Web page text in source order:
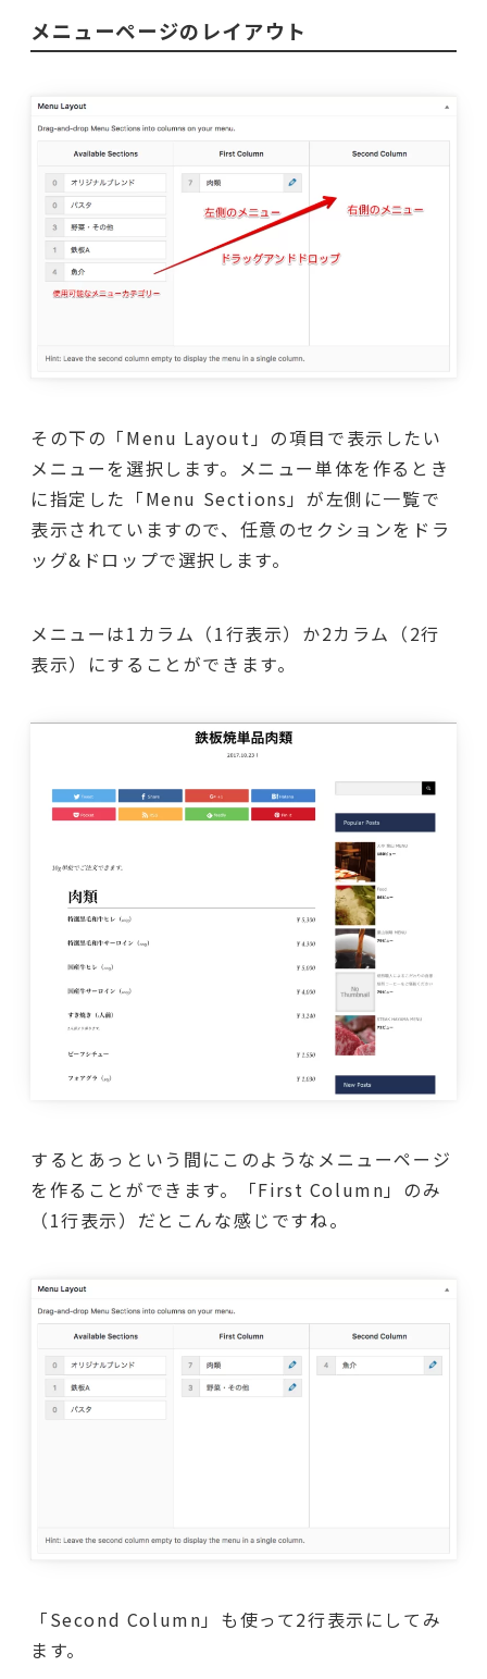
メニューページのレイアウト
その下の「Menu Layout」の項目で表示したい
メニューを選択します。メニュー単体を作るとき
に指定した「Menu Sections」が左側に一覧で
表示されていますので、任意のセクションをドラ
ッグ&ドロップで選択します。
メニューは1カラム（1行表示）か2カラム（2行
表示）にすることができます。
するとあっという間にこのようなメニューページ
を作ることができます。「First Column」のみ
（1行表示）だとこんな感じですね。
「Second Column」も使って2行表示にしてみ
ます。